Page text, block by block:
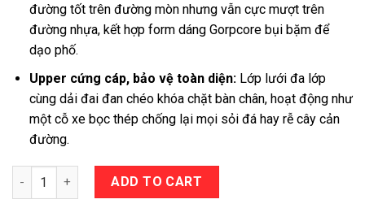
đường tốt trên đường mòn nhưng vẫn cực mượt trên
đường nhựa, kết hợp form dáng Gorpcore bụi bặm để
dạo phố.
Upper cứng cáp, bảo vệ toàn diện:Lớp lưới đa lớp
cùng dải đai đan chéo khóa chặt bàn chân, hoạt động như
một cỗ xe bọc thép chống lại mọi sỏi đá hay rễ cây cản
đường.
Nike Pegasus Trail 3 quantity
ADD TO CART